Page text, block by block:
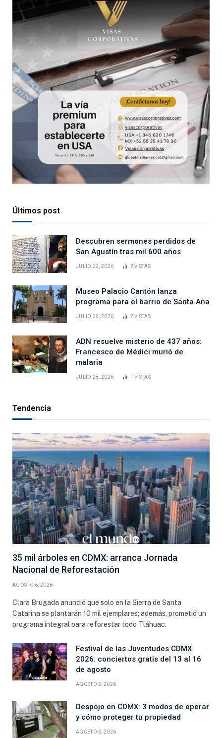
Últimos post
Descubren sermones perdidos de
San Agustín tras mil 600 años
JULIO 29, 2026 2VISTAS
Museo Palacio Cantón lanza
programa para el barrio de Santa Ana
JULIO 29, 2026 2VISTAS
ADN resuelve misterio de 437 años:
Francesco de Médici murió de
malaria
JULIO 28, 2026 1VISTAS
Tendencia
35 mil árboles en CDMX: arranca Jornada
Nacional de Reforestación
AGOSTO 6, 2026
Clara Brugada anunció que solo en la Sierra de Santa
Catarina se plantarán 10 mil ejemplares; además, prometió un
programa integral para reforestar todo Tláhuac.
Festival de las Juventudes CDMX
2026: conciertos gratis del 13 al 16
de agosto
AGOSTO 6, 2026
Despojo en CDMX: 3 modos de operar
y cómo proteger tu propiedad
AGOSTO 6, 2026